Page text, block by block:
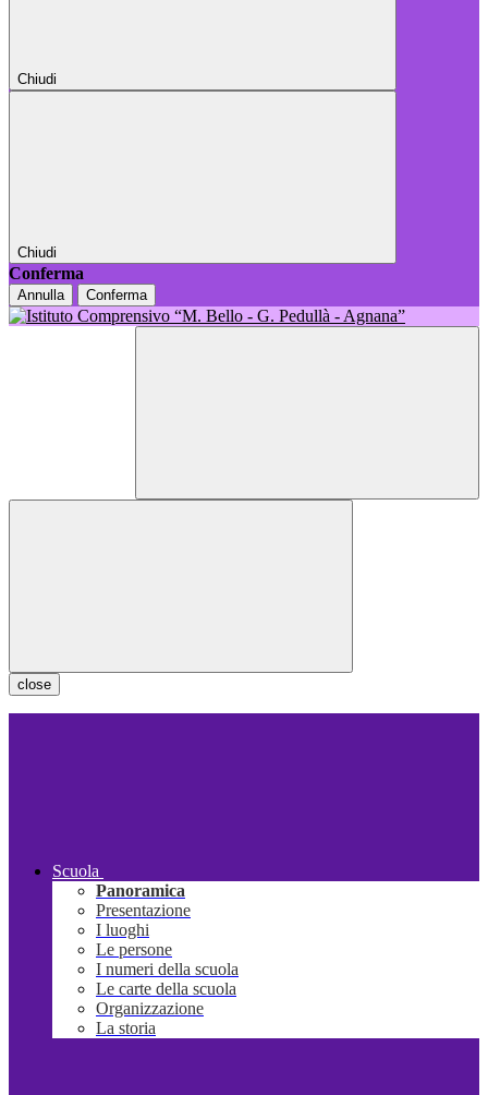
Chiudi
Chiudi
Conferma
Annulla Conferma
close
Scuola
Panoramica
Presentazione
I luoghi
Le persone
I numeri della scuola
Le carte della scuola
Organizzazione
La storia